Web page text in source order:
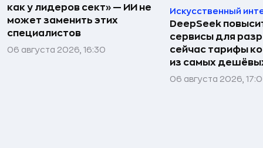
как у лидеров сект» — ИИ не
может заменить этих
специалистов
06 августа 2026, 16:30
Искусственный
DeepSeek
сервисы для
сейчас тарифы
из самых
06 августа 2026,